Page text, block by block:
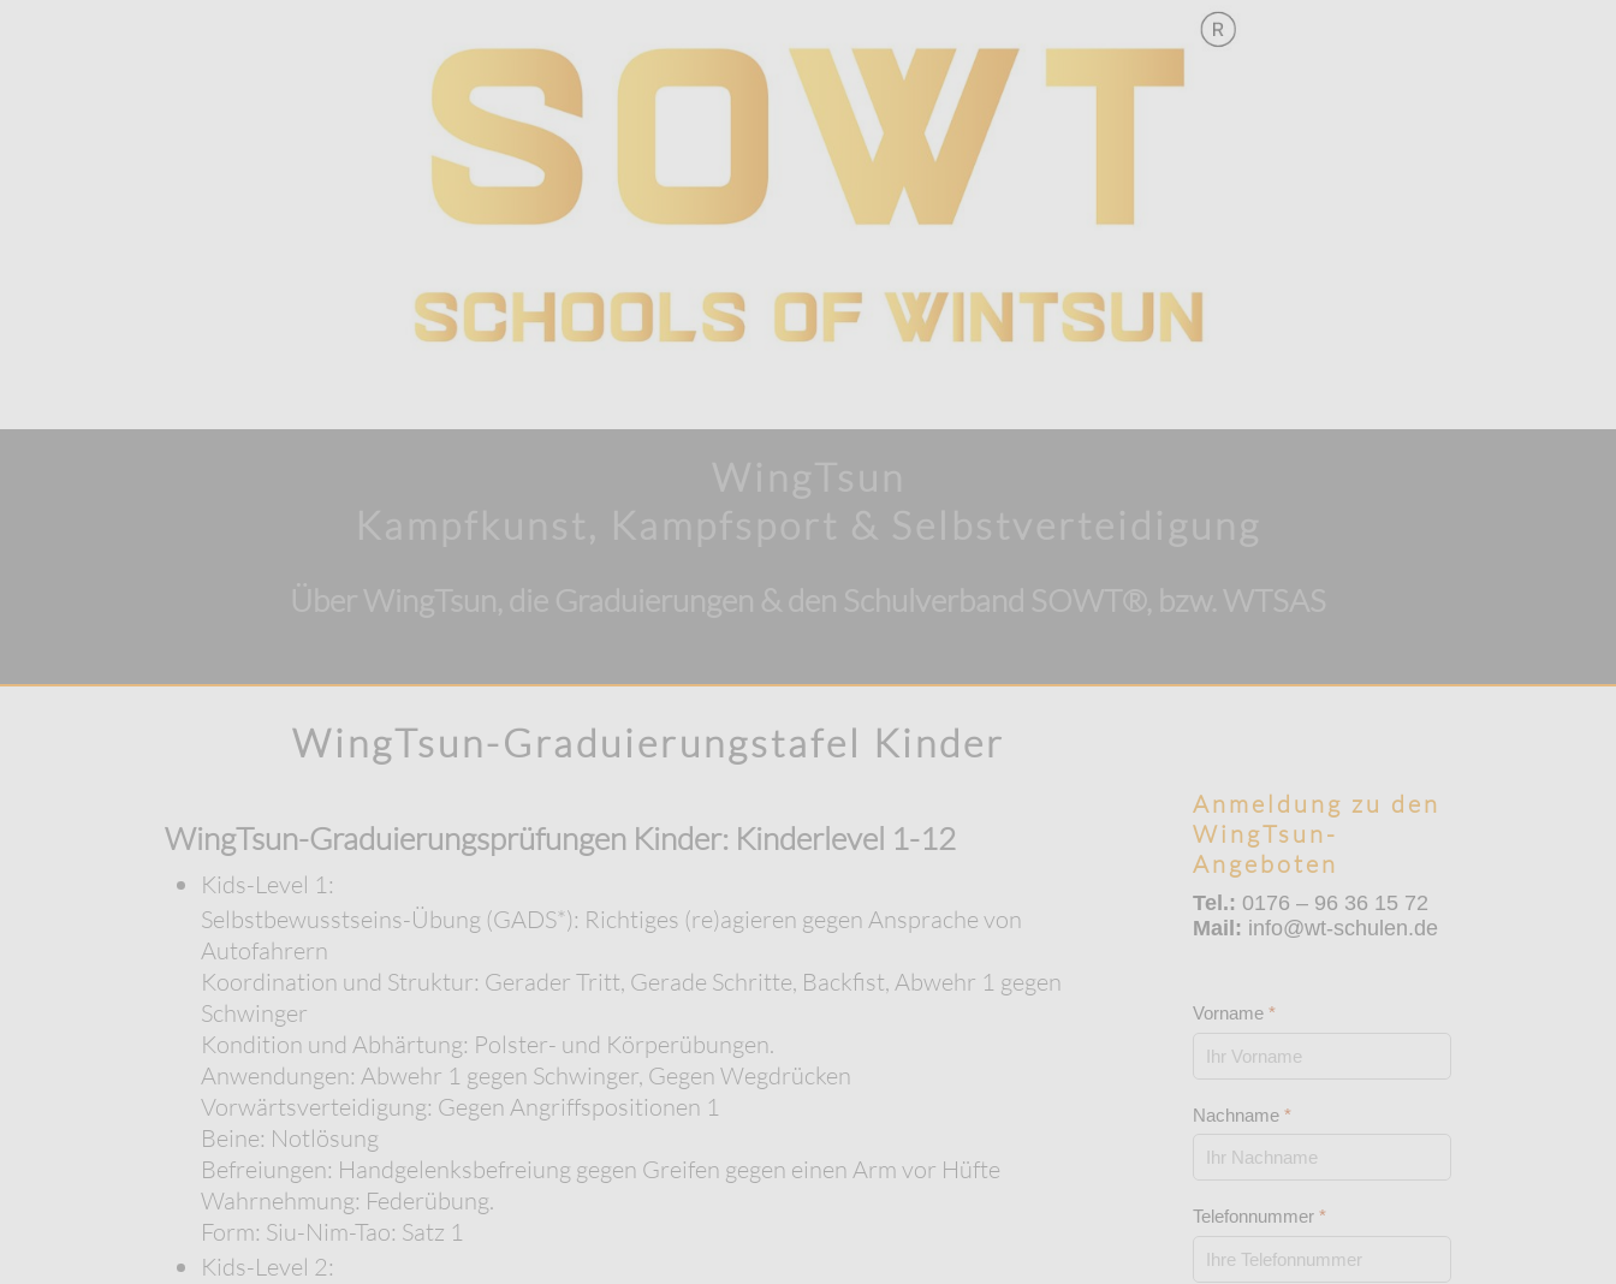
WingTsun-Graduierungstafel Kinder
WingTsun-Graduierungsprüfungen Kinder: Kinderlevel 1-12
Kids-Level 1:
Selbstbewusstseins-Übung (GADS*): Richtiges (re)agieren gegen Ansprache von
Autofahrern
Koordination und Struktur: Gerader Tritt, Gerade Schritte, Backfist, Abwehr 1 gegen
Schwinger
Kondition und Abhärtung: Polster- und Körperübungen.
Anwendungen: Abwehr 1 gegen Schwinger, Gegen Wegdrücken
Vorwärtsverteidigung: Gegen Angriffspositionen 1
Beine: Notlösung
Befreiungen: Handgelenksbefreiung gegen Greifen gegen einen Arm vor Hüfte
Wahrnehmung: Federübung.
Form: Siu-Nim-Tao: Satz 1
Kids-Level 2:
Anmeldung zu den
WingTsun-
Angeboten
Tel.: 0176 – 96 36 15 72
Mail: info@wt-schulen.de
Vorname *
Nachname *
Telefonnummer *